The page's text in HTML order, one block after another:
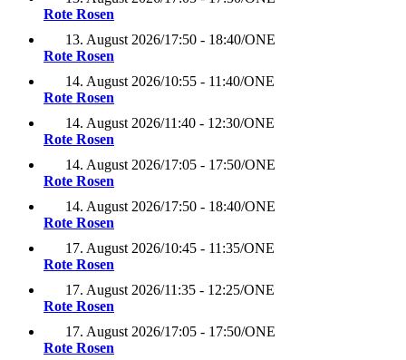
Rote Rosen
13. August 2026/17:50 - 18:40/ONE
Rote Rosen
14. August 2026/10:55 - 11:40/ONE
Rote Rosen
14. August 2026/11:40 - 12:30/ONE
Rote Rosen
14. August 2026/17:05 - 17:50/ONE
Rote Rosen
14. August 2026/17:50 - 18:40/ONE
Rote Rosen
17. August 2026/10:45 - 11:35/ONE
Rote Rosen
17. August 2026/11:35 - 12:25/ONE
Rote Rosen
17. August 2026/17:05 - 17:50/ONE
Rote Rosen